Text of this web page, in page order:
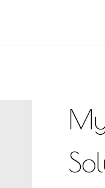
en valorar